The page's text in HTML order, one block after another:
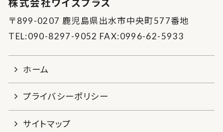
株式会社ワイズプラス
〒899-0207 鹿児島県出水市中央町577番地
TEL:090-8297-9052 FAX:0996-62-5933
ホーム
プライバシーポリシー
サイトマップ